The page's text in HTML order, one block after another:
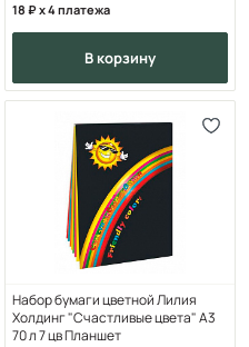
18 x 4 платежа
в корзину
Набор бумаги цветной Лилия
Холдинг "Счастливые цвета" А3
70 л 7 цв Планшет